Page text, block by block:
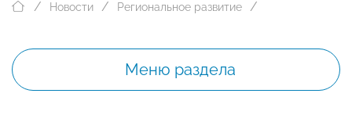
Новости Региональное развитие
Меню раздела